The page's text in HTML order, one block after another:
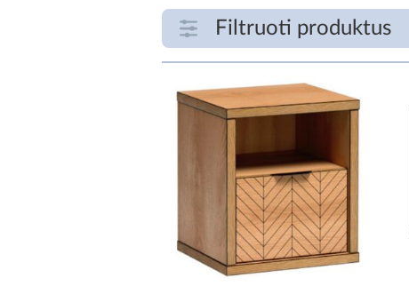
Filtruoti produktus
FILTRUOTI PRODUKTUS
€
PLOTIS [CM]